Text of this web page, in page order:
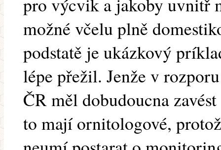
možné včelu plně
podstatě je ukázkový
lépe přežil. Jenže v
ČR měl dobudoucna
to mají ornitologové,